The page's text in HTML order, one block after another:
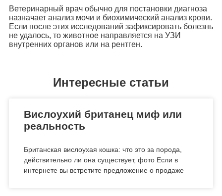
Ветеринарный врач обычно для постановки диагноза
назначает анализ мочи и биохимический анализ крови.
Если после этих исследований зафиксировать болезнь
не удалось, то животное направляется на УЗИ
внутренних органов или на рентген.
Интересные статьи
Вислоухий британец миф или
реальность
Британская вислоухая кошка: что это за порода,
действительно ли она существует, фото Если в
интернете вы встретите предложение о продаже